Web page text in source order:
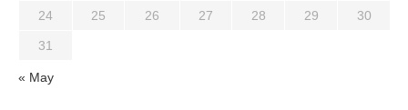
24 25 26 27 28 29 30
31
« May